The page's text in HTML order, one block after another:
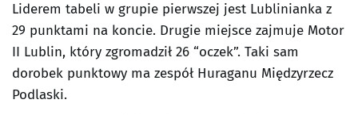
Liderem tabeli w grupie pierwszej jest Lublinianka z
29 punktami na koncie. Drugie miejsce zajmuje Motor
II Lublin, który zgromadził 26 “oczek”. Taki sam
dorobek punktowy ma zespół Huraganu Międzyrzecz
Podlaski.